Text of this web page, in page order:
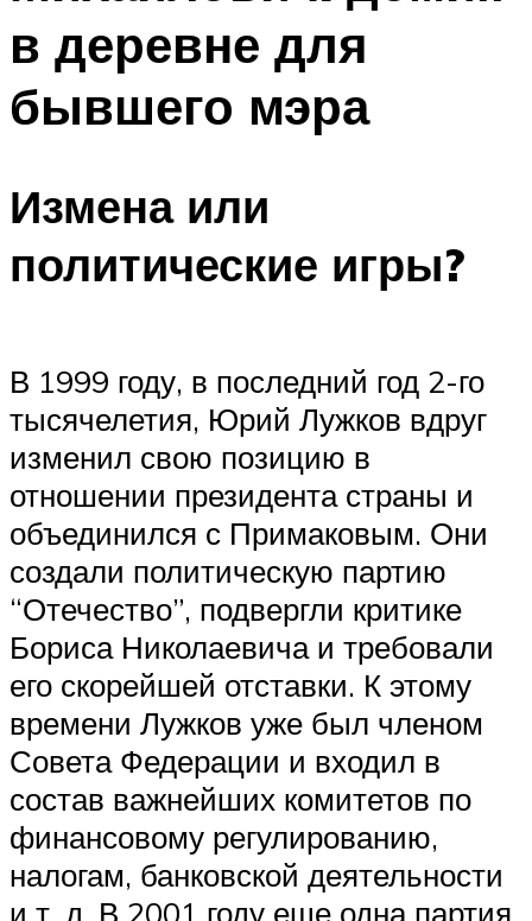
в деревне для
бывшего мэра
Измена или
политические игры?
В 1999 году, в последний год 2-го
тысячелетия, Юрий Лужков вдруг
изменил свою позицию в
отношении президента страны и
объединился с Примаковым. Они
создали политическую партию
“Отечество”, подвергли критике
Бориса Николаевича и требовали
его скорейшей отставки. К этому
времени Лужков уже был членом
Совета Федерации и входил в
состав важнейших комитетов по
финансовому регулированию,
налогам, банковской деятельности
и т. д. В 2001 году еще одна партия